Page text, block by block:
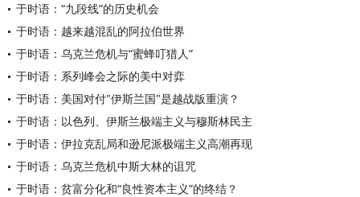
于时语：“九段线”的历史机会
于时语：越来越混乱的阿拉伯世界
于时语：乌克兰危机与“蜜蜂叮猎人”
于时语：系列峰会之际的美中对弈
于时语：美国对付"伊斯兰国"是越战版重演？
于时语：以色列、伊斯兰极端主义与穆斯林民主
于时语：伊拉克乱局和逊尼派极端主义高潮再现
于时语：乌克兰危机中斯大林的诅咒
于时语：贫富分化和“良性资本主义”的终结？